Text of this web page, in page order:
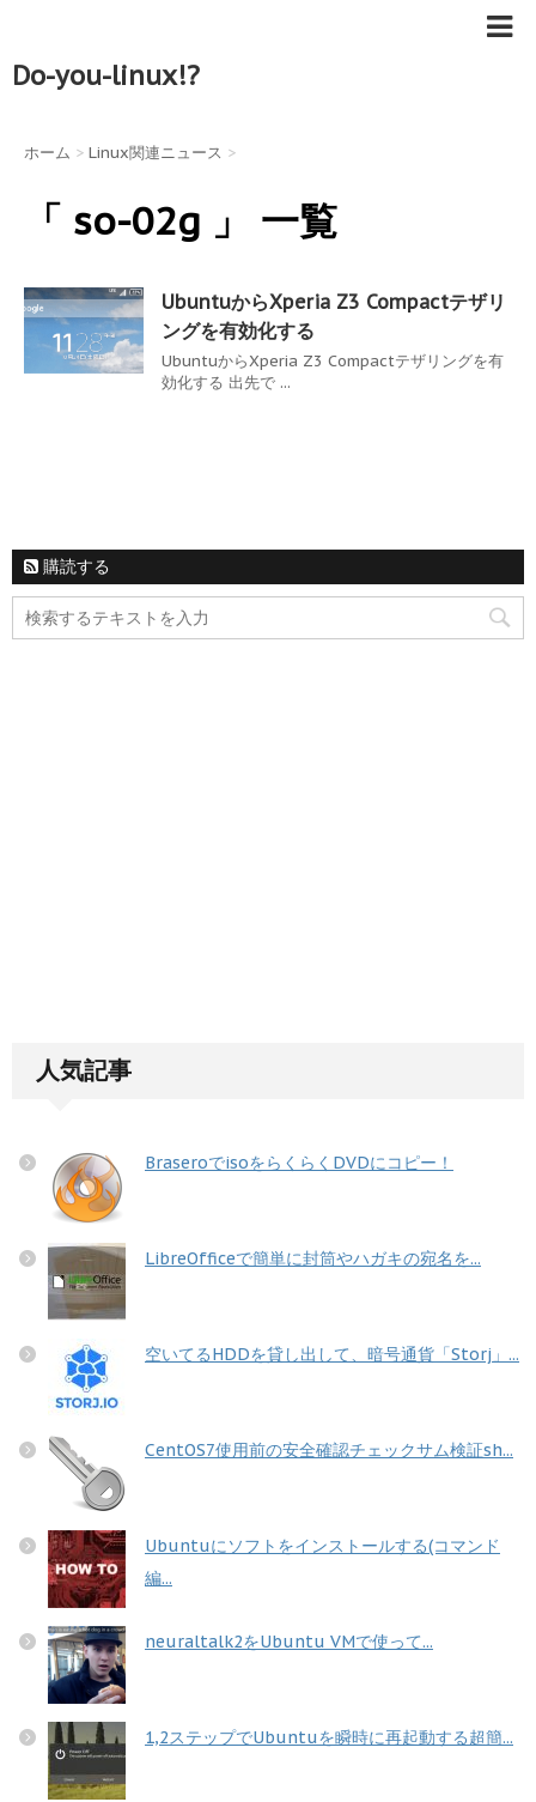
Do-you-linux!?
ホーム > Linux関連ニュース >
「 so-02g 」 一覧
UbuntuからXperia Z3 Compactテザリ
ングを有効化する
UbuntuからXperia Z3 Compactテザリングを有
効化する 出先で ...
購読する
人気記事
BraseroでisoをらくらくDVDにコピー！
LibreOfficeで簡単に封筒やハガキの宛名を...
空いてるHDDを貸し出して、暗号通貨「Storj」...
CentOS7使用前の安全確認チェックサム検証sh...
Ubuntuにソフトをインストールする(コマンド
編...
neuraltalk2をUbuntu VMで使って...
1,2ステップでUbuntuを瞬時に再起動する超簡...